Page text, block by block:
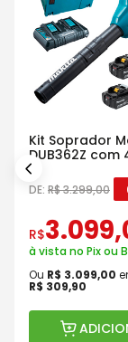
Kit Soprador
DUB362Z com
Baterias
Maleta
DE: R$3.299,00
R$3.099,
à vista no Pix ou
Ou R$ 3.099,00
R$ 309,90